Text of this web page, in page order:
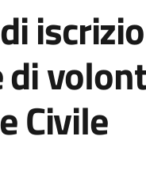
Civile